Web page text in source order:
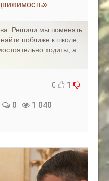
Решили мы поменять
поближе к школе,
ходитьт, а
0 1
0 1 040